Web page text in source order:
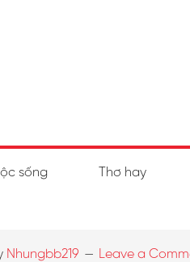
sống Thơ hay
Nhungbb219 Leave a